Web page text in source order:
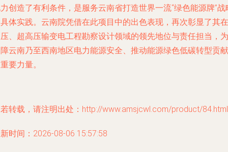
创造了有利条件，是服务云南省打造世界一流“绿色能源牌”战
体实践。云南院凭借在此项目中的出色表现，再次彰显了其在
、超高压输变电工程勘察设计领域的领先地位与责任担当，为
云南乃至西南地区电力能源安全、推动能源绿色低碳转型贡献
要力量。
转载，请注明出处：http://www.amsjcwl.com/product/84.html
时间：2026-08-06 15:57:58